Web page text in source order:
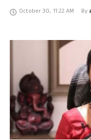
ಕಾಂಗ್ರೆಸ್ ಸರ್ಕಾರವು ರಾಜ್ಯದ …
October 30, 11:22 AM By